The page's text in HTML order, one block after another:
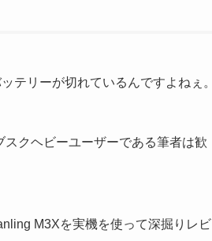
テリーが切れているんですよねぇ。
スクヘビーユーザーである筆者は歓
M3Xを実機を使って深掘りレビ